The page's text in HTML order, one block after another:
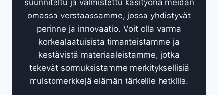
suunniteltu ja valmistettu käsityönä meidän
omassa verstaassamme, jossa yhdistyvät
perinne ja innovaatio. Voit olla varma
korkealaatuisista timanteistamme ja
kestävistä materiaaleistamme, jotka
tekevät sormuksistamme merkityksellisiä
muistomerkkejä elämän tärkeille hetkille.